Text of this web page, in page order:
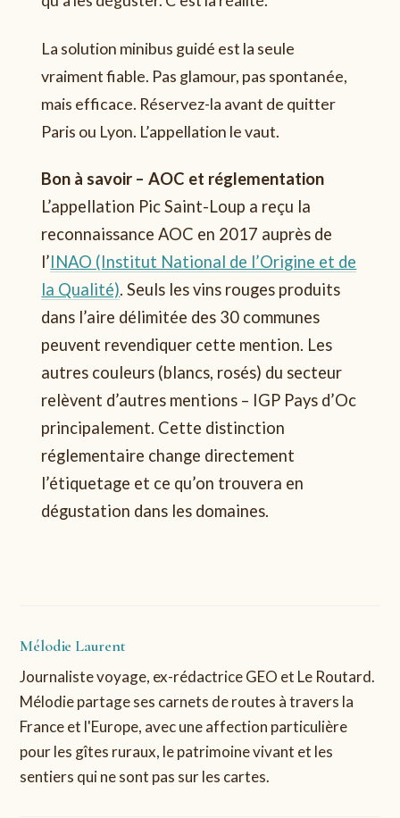
La solution minibus guidé est la seule
vraiment fiable. Pas glamour, pas spontanée,
mais efficace. Réservez-la avant de quitter
Paris ou Lyon. L’appellation le vaut.
Bon à savoir – AOC et réglementation
L’appellation Pic Saint-Loup a reçu la
reconnaissance AOC en 2017 auprès de
l’INAO (Institut National de l’Origine et de
la Qualité). Seuls les vins rouges produits
dans l’aire délimitée des 30 communes
peuvent revendiquer cette mention. Les
autres couleurs (blancs, rosés) du secteur
relèvent d’autres mentions – IGP Pays d’Oc
principalement. Cette distinction
réglementaire change directement
l’étiquetage et ce qu’on trouvera en
dégustation dans les domaines.
Mélodie Laurent
Journaliste voyage, ex-rédactrice GEO et Le Routard.
Mélodie partage ses carnets de routes à travers la
France et l'Europe, avec une affection particulière
pour les gîtes ruraux, le patrimoine vivant et les
sentiers qui ne sont pas sur les cartes.